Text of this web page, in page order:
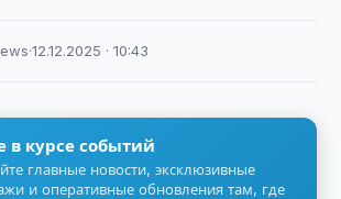
·12.12.2025 · 10:43
в курсе событий
главные новости, эксклюзивные
и оперативные обновления там, где